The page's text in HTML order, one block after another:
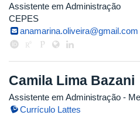
Assistente em Administração
CEPES
anamarina.oliveira@gmail.com
Camila Lima Bazani
Assistente em Administração -
Currículo Lattes